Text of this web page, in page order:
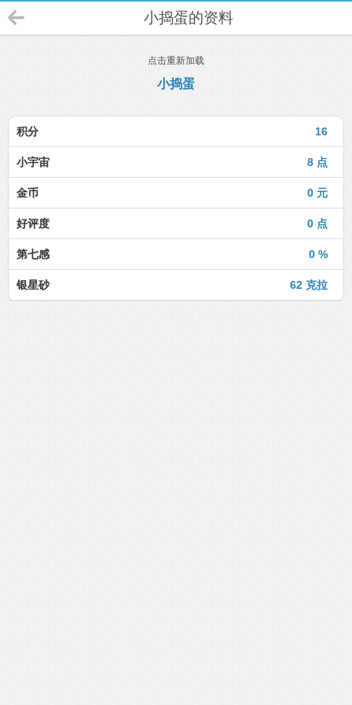
小捣蛋的资料
点击重新加载
小捣蛋
16
积分
8 点
小宇宙
0 元
金币
0 点
好评度
0 %
第七感
62 克拉
银星砂